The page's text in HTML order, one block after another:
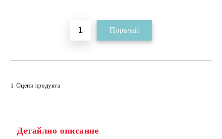
Оцени продукта
Детайлно описание